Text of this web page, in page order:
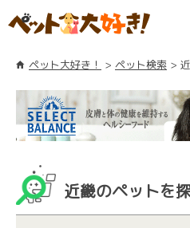
ペット大好き！ ペット検索
近畿のペットを